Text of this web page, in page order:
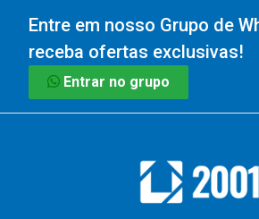
Entre em nosso Grupo de
receba ofertas exclusivas!
Entrar no grupo